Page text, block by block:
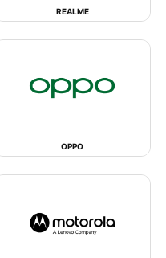
REALME
OPPO